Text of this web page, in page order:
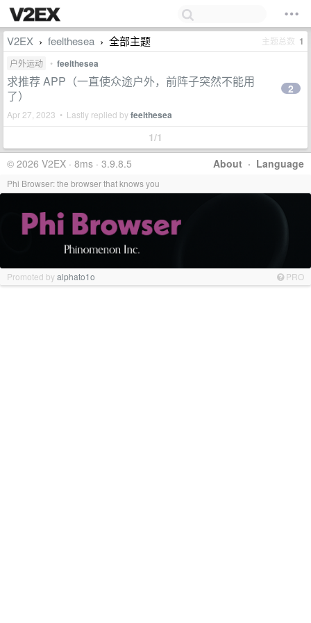
V2EX › feelthesea › 全部主题 主题总数 1
户外运动 • feelthesea
求推荐 APP（一直使众途户外，前阵子突然不能用
了）
Apr 27, 2023 • Lastly replied byfeelthesea
2
1/1
About · Language
© 2026 V2EX · 8ms · 3.9.8.5
Phi Browser: the browser that knows you
Promoted byalphato1o PRO